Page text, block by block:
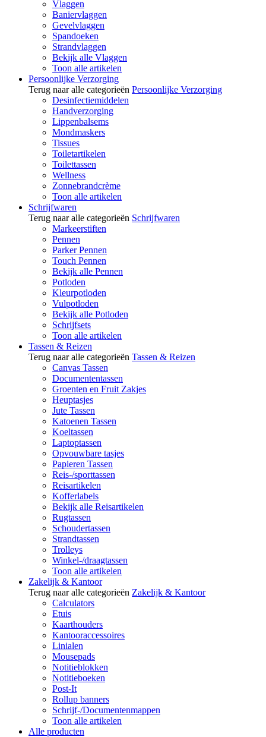
Vlaggen
Baniervlaggen
Gevelvlaggen
Spandoeken
Strandvlaggen
Bekijk alle Vlaggen
Toon alle artikelen
Persoonlijke Verzorging
Terug naar alle categorieën Persoonlijke Verzorging
Desinfectiemiddelen
Handverzorging
Lippenbalsems
Mondmaskers
Tissues
Toiletartikelen
Toilettassen
Wellness
Zonnebrandcrème
Toon alle artikelen
Schrijfwaren
Terug naar alle categorieën Schrijfwaren
Markeerstiften
Pennen
Parker Pennen
Touch Pennen
Bekijk alle Pennen
Potloden
Kleurpotloden
Vulpotloden
Bekijk alle Potloden
Schrijfsets
Toon alle artikelen
Tassen & Reizen
Terug naar alle categorieën Tassen & Reizen
Canvas Tassen
Documententassen
Groenten en Fruit Zakjes
Heuptasjes
Jute Tassen
Katoenen Tassen
Koeltassen
Laptoptassen
Opvouwbare tasjes
Papieren Tassen
Reis-/sporttassen
Reisartikelen
Kofferlabels
Bekijk alle Reisartikelen
Rugtassen
Schoudertassen
Strandtassen
Trolleys
Winkel-/draagtassen
Toon alle artikelen
Zakelijk & Kantoor
Terug naar alle categorieën Zakelijk & Kantoor
Calculators
Etuis
Kaarthouders
Kantooraccessoires
Linialen
Mousepads
Notitieblokken
Notitieboeken
Post-It
Rollup banners
Schrijf-/Documentenmappen
Toon alle artikelen
Alle producten